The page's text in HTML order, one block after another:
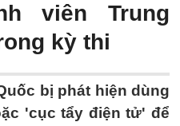
viên Trung
kỳ thi
bị phát hiện dùng
'cục tẩy điện tử' để